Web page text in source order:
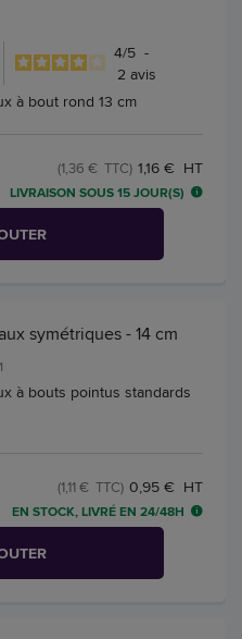
4/5 -
2 avis
à bout rond 13 cm
1,16 € HT
(1,36 € TTC)
LIVRAISON SOUS 15 JOUR(S)
symétriques - 14 cm
à bouts pointus standards
0,95 € HT
(1,11 € TTC)
EN STOCK, LIVRÉ EN 24/48H